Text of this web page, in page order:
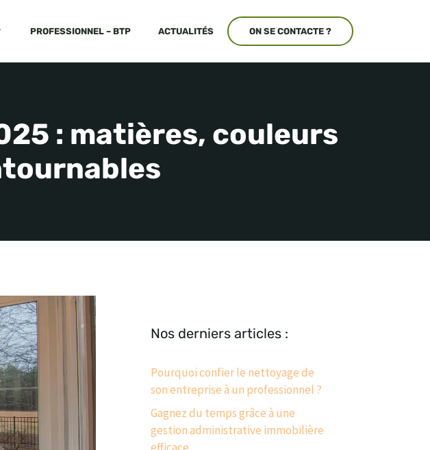
PROFESSIONNEL – BTP ACTUALITÉS ON SE CONTACTE ?
: matières, couleurs
Nos derniers articles :
Pourquoi confier le nettoyage de
son entreprise à un professionnel ?
Gagnez du temps grâce à une
gestion administrative immobilière
efficace